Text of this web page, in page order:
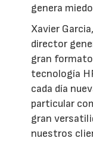
genera
Xavier
director
gran
tecnología
cada día
particular
gran
nuestros